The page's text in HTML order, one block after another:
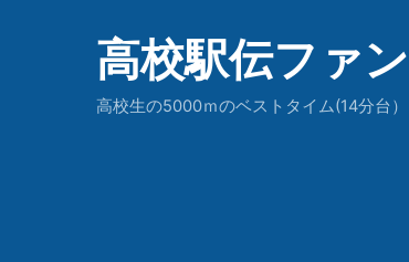
高校駅伝ファン
高校生の5000ｍのベストタイム(14分台